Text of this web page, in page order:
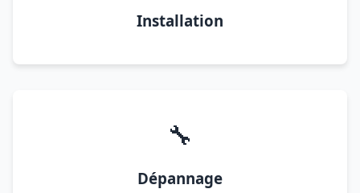
Installation
🔧
Dépannage